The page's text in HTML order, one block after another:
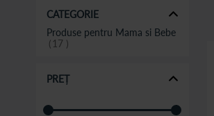
CATEGORIE
Produse pentru Mama si Bebe
17
PREȚ